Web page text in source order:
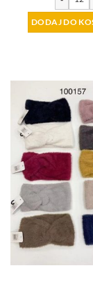
DODAJ DO